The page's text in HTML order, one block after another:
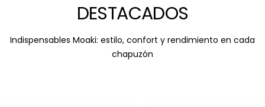
DESTACADOS
Indispensables Moaki: estilo, confort y rendimiento en cada
chapuzón